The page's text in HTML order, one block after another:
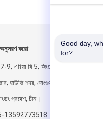
করো
9, এরিয়া বি 5, জিংয়ের কাঠ উপাদান
হাউজি শহর, দোংগুয়ান শহর,
প্রদেশ, চীন।
13592773518
Good day,
for?